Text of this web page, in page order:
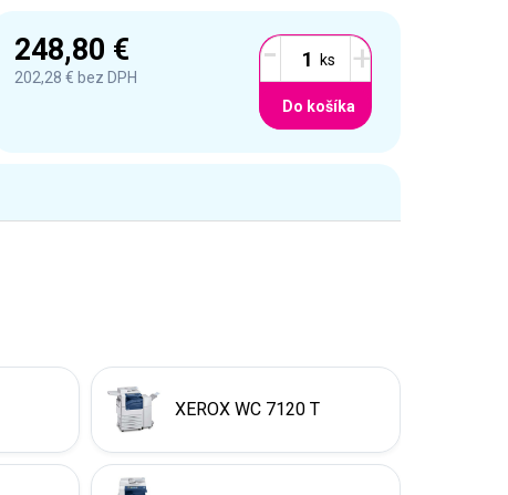
248,80 €
202,28 € bez DPH - +
Do košíka
XEROX WC 7120 T